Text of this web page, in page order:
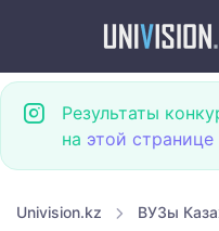
Результаты
на этой странице
Univision.kz ВУЗы